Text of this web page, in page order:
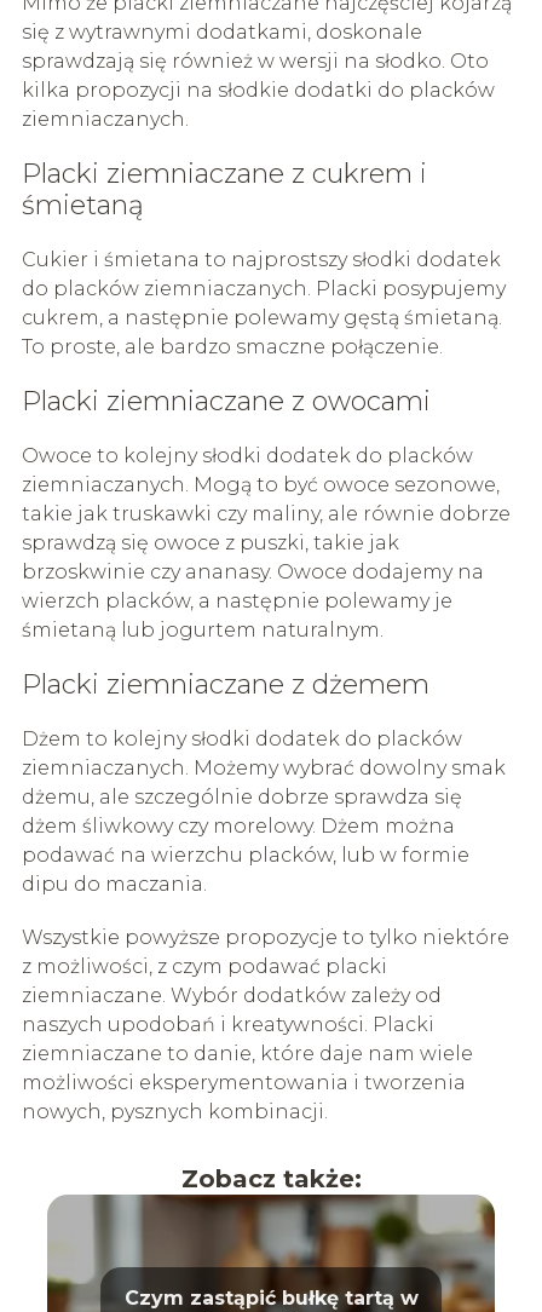
się z wytrawnymi dodatkami, doskonale
sprawdzają się również w wersji na słodko. Oto
kilka propozycji na słodkie dodatki do placków
ziemniaczanych.
Placki ziemniaczane z cukrem i
śmietaną
Cukier i śmietana to najprostszy słodki dodatek
do placków ziemniaczanych. Placki posypujemy
cukrem, a następnie polewamy gęstą śmietaną.
To proste, ale bardzo smaczne połączenie.
Placki ziemniaczane z owocami
Owoce to kolejny słodki dodatek do placków
ziemniaczanych. Mogą to być owoce sezonowe,
takie jak truskawki czy maliny, ale równie dobrze
sprawdzą się owoce z puszki, takie jak
brzoskwinie czy ananasy. Owoce dodajemy na
wierzch placków, a następnie polewamy je
śmietaną lub jogurtem naturalnym.
Placki ziemniaczane z dżemem
Dżem to kolejny słodki dodatek do placków
ziemniaczanych. Możemy wybrać dowolny smak
dżemu, ale szczególnie dobrze sprawdza się
dżem śliwkowy czy morelowy. Dżem można
podawać na wierzchu placków, lub w formie
dipu do maczania.
Wszystkie powyższe propozycje to tylko niektóre
z możliwości, z czym podawać placki
ziemniaczane. Wybór dodatków zależy od
naszych upodobań i kreatywności. Placki
ziemniaczane to danie, które daje nam wiele
możliwości eksperymentowania i tworzenia
nowych, pysznych kombinacji.
Zobacz także:
Czym zastąpić bułkę tartą w